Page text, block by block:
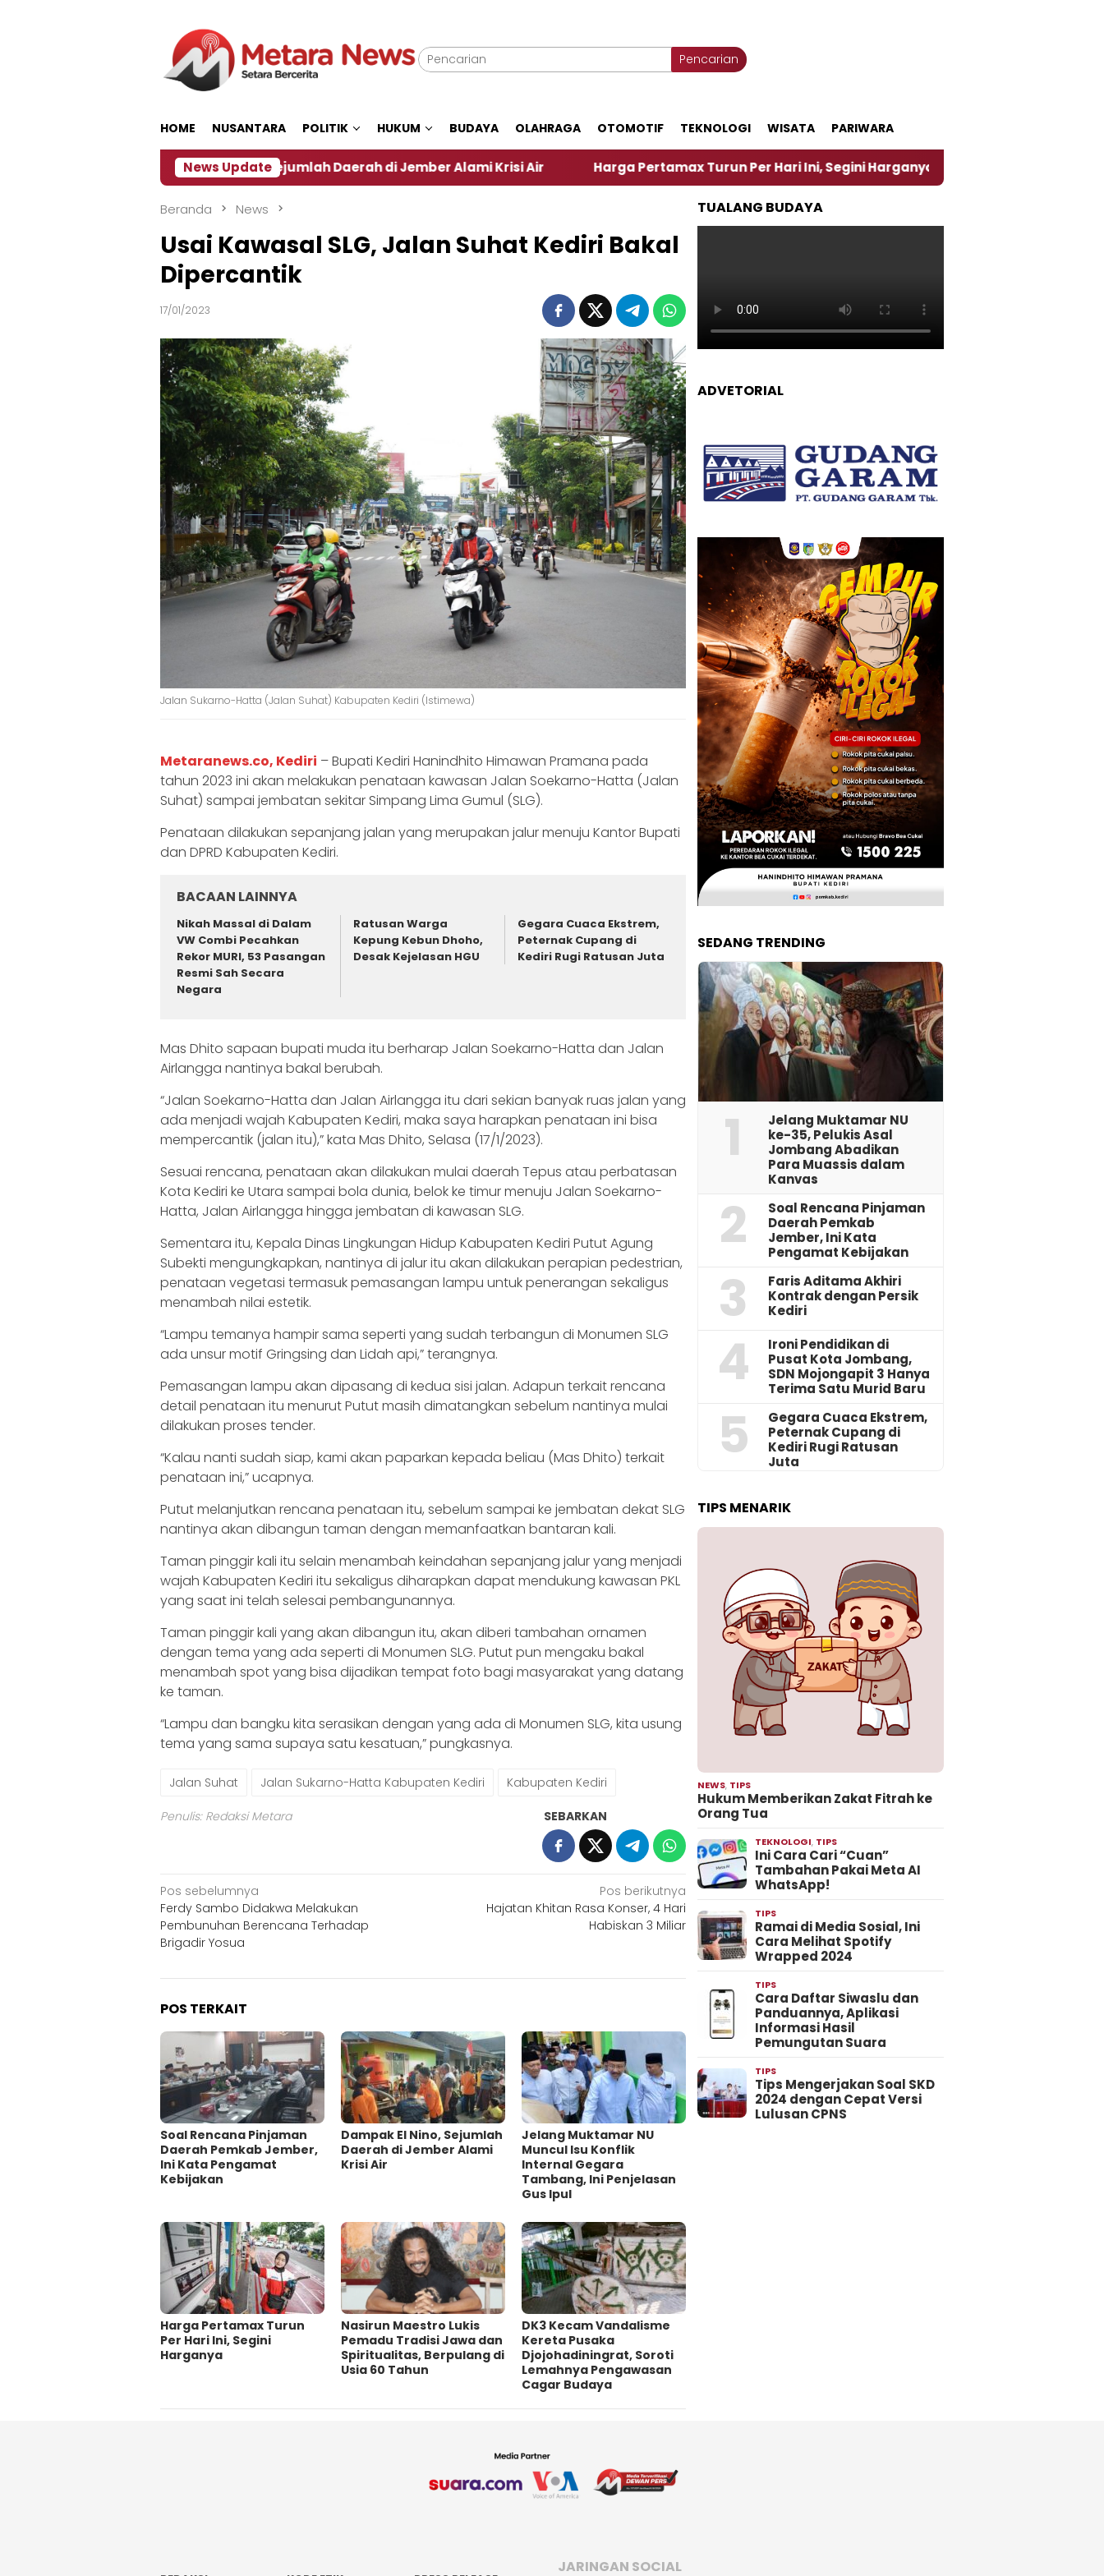
Pencarian
HOME NUSANTARA POLITIK HUKUM BUDAYA OLAHRAGA OTOMOTIF TEKNOLOGI WISATA PARIWARA
News Update
Dampak El Nino, Sejumlah Daerah di Jember Alami Krisi Air Harga Pertamax Turun Per Hari Ini, Segini Harganya ‎Nasirun Maestro Lukis
Beranda News
Usai Kawasal SLG, Jalan Suhat Kediri Bakal
Dipercantik
17/01/2023
Jalan Sukarno-Hatta (Jalan Suhat) Kabupaten Kediri (Istimewa)
Metaranews.co, Kediri – Bupati Kediri Hanindhito Himawan Pramana pada
tahun 2023 ini akan melakukan penataan kawasan Jalan Soekarno-Hatta (Jalan
Suhat) sampai jembatan sekitar Simpang Lima Gumul (SLG).
Penataan dilakukan sepanjang jalan yang merupakan jalur menuju Kantor Bupati
dan DPRD Kabupaten Kediri.
BACAAN LAINNYA
‎Nikah Massal di Dalam
VW Combi Pecahkan
Rekor MURI, 53 Pasangan
Resmi Sah Secara
Negara ‎
‎Ratusan Warga
Kepung Kebun Dhoho,
Desak Kejelasan HGU
‎Gegara Cuaca Ekstrem,
Peternak Cupang di
Kediri Rugi Ratusan Juta
Mas Dhito sapaan bupati muda itu berharap Jalan Soekarno-Hatta dan Jalan
Airlangga nantinya bakal berubah.
“Jalan Soekarno-Hatta dan Jalan Airlangga itu dari sekian banyak ruas jalan yang
ada menjadi wajah Kabupaten Kediri, maka saya harapkan penataan ini bisa
mempercantik (jalan itu),” kata Mas Dhito, Selasa (17/1/2023).
Sesuai rencana, penataan akan dilakukan mulai daerah Tepus atau perbatasan
Kota Kediri ke Utara sampai bola dunia, belok ke timur menuju Jalan Soekarno-
Hatta, Jalan Airlangga hingga jembatan di kawasan SLG.
Sementara itu, Kepala Dinas Lingkungan Hidup Kabupaten Kediri Putut Agung
Subekti mengungkapkan, nantinya di jalur itu akan dilakukan perapian pedestrian,
penataan vegetasi termasuk pemasangan lampu untuk penerangan sekaligus
menambah nilai estetik.
“Lampu temanya hampir sama seperti yang sudah terbangun di Monumen SLG
ada unsur motif Gringsing dan Lidah api,” terangnya.
Pemasangan lampu akan dipasang di kedua sisi jalan. Adapun terkait rencana
detail penataan itu menurut Putut masih dimatangkan sebelum nantinya mulai
dilakukan proses tender.
“Kalau nanti sudah siap, kami akan paparkan kepada beliau (Mas Dhito) terkait
penataan ini,” ucapnya.
Putut melanjutkan rencana penataan itu, sebelum sampai ke jembatan dekat SLG
nantinya akan dibangun taman dengan memanfaatkan bantaran kali.
Taman pinggir kali itu selain menambah keindahan sepanjang jalur yang menjadi
wajah Kabupaten Kediri itu sekaligus diharapkan dapat mendukung kawasan PKL
yang saat ini telah selesai pembangunannya.
Taman pinggir kali yang akan dibangun itu, akan diberi tambahan ornamen
dengan tema yang ada seperti di Monumen SLG. Putut pun mengaku bakal
menambah spot yang bisa dijadikan tempat foto bagi masyarakat yang datang
ke taman.
“Lampu dan bangku kita serasikan dengan yang ada di Monumen SLG, kita usung
tema yang sama supaya satu kesatuan,” pungkasnya.
Jalan Suhat Jalan Sukarno-Hatta Kabupaten Kediri Kabupaten Kediri
Penulis: Redaksi Metara SEBARKAN
Navigasi
pos
Pos sebelumnya
Ferdy Sambo Didakwa Melakukan
Pembunuhan Berencana Terhadap
Brigadir Yosua
Pos berikutnya
Hajatan Khitan Rasa Konser, 4 Hari
Habiskan 3 Miliar
POS TERKAIT
‎Soal Rencana Pinjaman
Daerah Pemkab Jember,
Ini Kata Pengamat
Kebijakan ‎
Dampak El Nino, Sejumlah
Daerah di Jember Alami
Krisi Air
Jelang Muktamar NU
Muncul Isu Konflik
Internal Gegara
Tambang, Ini Penjelasan
Gus Ipul
Harga Pertamax Turun
Per Hari Ini, Segini
Harganya
‎Nasirun Maestro Lukis
Pemadu Tradisi Jawa dan
Spiritualitas, Berpulang di
Usia 60 Tahun
DK3 Kecam Vandalisme
Kereta Pusaka
Djojohadiningrat, Soroti
Lemahnya Pengawasan
Cagar Budaya
TUALANG BUDAYA
ADVETORIAL
SEDANG TRENDING
1
Jelang Muktamar NU
ke-35, Pelukis Asal
Jombang Abadikan
Para Muassis dalam
Kanvas
2
‎Soal Rencana Pinjaman
Daerah Pemkab
Jember, Ini Kata
Pengamat Kebijakan ‎
3
Faris Aditama Akhiri
Kontrak dengan Persik
Kediri
4
Ironi Pendidikan di
Pusat Kota Jombang,
SDN Mojongapit 3 Hanya
Terima Satu Murid Baru
5
‎Gegara Cuaca Ekstrem,
Peternak Cupang di
Kediri Rugi Ratusan
Juta
TIPS MENARIK
NEWS, TIPS
Hukum Memberikan Zakat Fitrah ke
Orang Tua
TEKNOLOGI, TIPS
Ini Cara Cari “Cuan”
Tambahan Pakai Meta AI
WhatsApp!
TIPS
Ramai di Media Sosial, Ini
Cara Melihat Spotify
Wrapped 2024
TIPS
Cara Daftar Siwaslu dan
Panduannya, Aplikasi
Informasi Hasil
Pemungutan Suara
TIPS
Tips Mengerjakan Soal SKD
2024 dengan Cepat Versi
Lulusan CPNS
JARINGAN SOCIAL